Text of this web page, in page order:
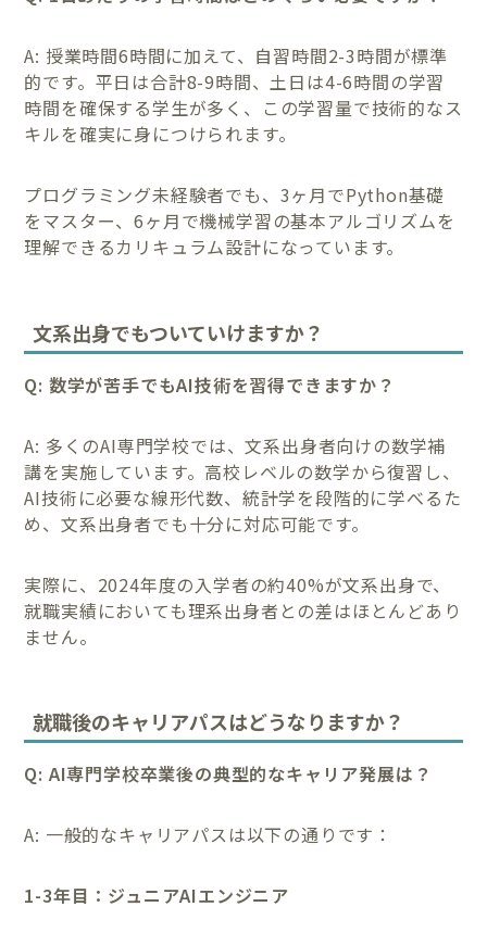
A: 授業時間6時間に加えて、自習時間2-3時間が標準
的です。平日は合計8-9時間、土日は4-6時間の学習
時間を確保する学生が多く、この学習量で技術的なス
キルを確実に身につけられます。
プログラミング未経験者でも、3ヶ月でPython基礎
をマスター、6ヶ月で機械学習の基本アルゴリズムを
理解できるカリキュラム設計になっています。
文系出身でもついていけますか？
Q: 数学が苦手でもAI技術を習得できますか？
A: 多くのAI専門学校では、文系出身者向けの数学補
講を実施しています。高校レベルの数学から復習し、
AI技術に必要な線形代数、統計学を段階的に学べるた
め、文系出身者でも十分に対応可能です。
実際に、2024年度の入学者の約40%が文系出身で、
就職実績においても理系出身者との差はほとんどあり
ません。
就職後のキャリアパスはどうなりますか？
Q: AI専門学校卒業後の典型的なキャリア発展は？
A: 一般的なキャリアパスは以下の通りです：
1-3年目：ジュニアAIエンジニア